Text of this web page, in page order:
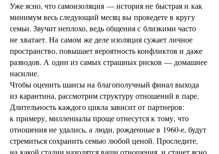
Уже ясно, что самоизоляция — история не быстрая и как
минимум весь следующий месяц вы проведете в кругу
семьи. Звучит неплохо, ведь общения с близкими часто
не хватает. На самом же деле изоляция сужает личное
пространство, повышает вероятность конфликтов и даже
разводов. А один из самых страшных рисков — домашнее
насилие.
Чтобы оценить шансы на благополучный финал выхода
из карантина, рассмотрим структуру отношений в паре.
Длительность каждого цикла зависит от партнеров:
к примеру, миллениалы проще отнесутся к тому, что
отношения не удались, а люди, рожденные в 1960-е, будут
стремиться сохранить семью любой ценой. Проследите,